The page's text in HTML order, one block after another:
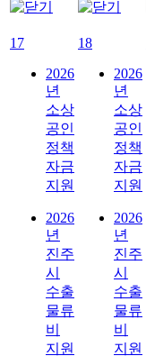
17
2026
년
소상
공인
정책
자금
지원
2026
년
진주
시
수출
물류
비
지원
18
2026
년
소상
공인
정책
자금
지원
2026
년
진주
시
수출
물류
비
지원